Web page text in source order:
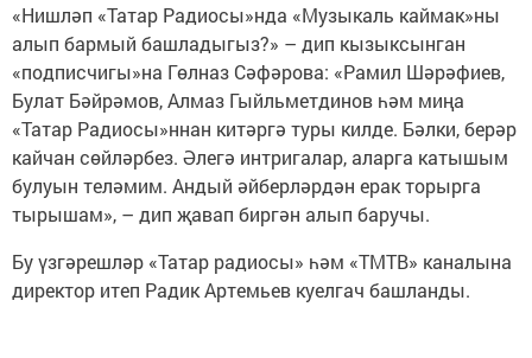
«Нишләп «Татар Радиосы»нда «Музыкаль каймак»ны
алып бармый башладыгыз?» – дип кызыксынган
«подписчигы»на Гөлназ Сәфәрова: «Рамил Шәрәфиев,
Булат Бәйрәмов, Алмаз Гыйльметдинов һәм миңа
«Татар Радиосы»ннан китәргә туры килде. Бәлки, берәр
кайчан сөйләрбез. Әлегә интригалар, аларга катышым
булуын теләмим. Андый әйберләрдән ерак торырга
тырышам», – дип җавап биргән алып баручы.
Бу үзгәрешләр «Татар радиосы» һәм «ТМТВ» каналына
директор итеп Радик Артемьев куелгач башланды.